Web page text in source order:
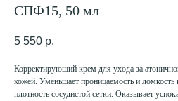
СПФ15, 50 мл
5 550 р.
Корректирующий крем для ухода за
кожей. Уменьшает проницаемость и ломкость
плотность сосудистой сетки. Оказывает